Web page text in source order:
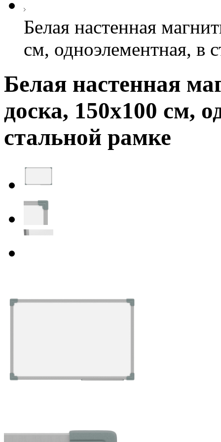
Белая настенная
см, одноэлементная, в
Белая настенная
доска, 150х100 см,
стальной рамке